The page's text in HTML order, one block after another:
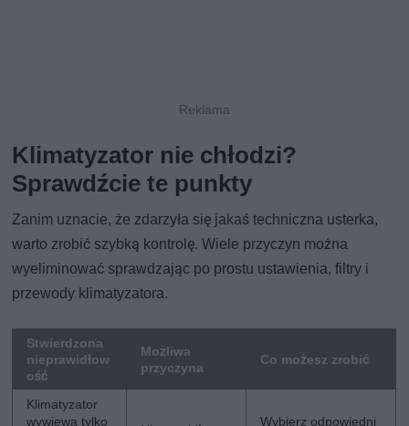
Klimatyzator nie chłodzi?
Sprawdźcie te punkty
Zanim uznacie, że zdarzyła się jakaś techniczna usterka,
warto zrobić szybką kontrolę. Wiele przyczyn można
wyeliminować sprawdzając po prostu ustawienia, filtry i
przewody klimatyzatora.
Stwierdzona
nieprawidłow
ość
Możliwa
przyczyna
Co możesz zrobić
Klimatyzator
wywiewa tylko
Wybierz odpowiedni